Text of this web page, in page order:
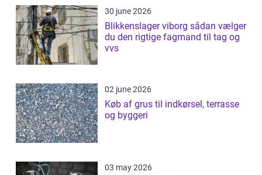
30 june 2026
Blikkenslager viborg sådan vælger
du den rigtige fagmand til tag og
vvs
02 june 2026
Køb af grus til indkørsel, terrasse
og byggeri
03 may 2026